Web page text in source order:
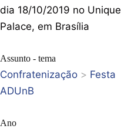
dia 18/10/2019 no Unique
Palace, em Brasília
Assunto - tema
Confratenização > Festa
ADUnB
Ano